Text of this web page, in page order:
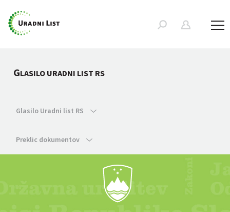
GLASILO URADNI LIST RS
Glasilo Uradni list RS
Preklic dokumentov